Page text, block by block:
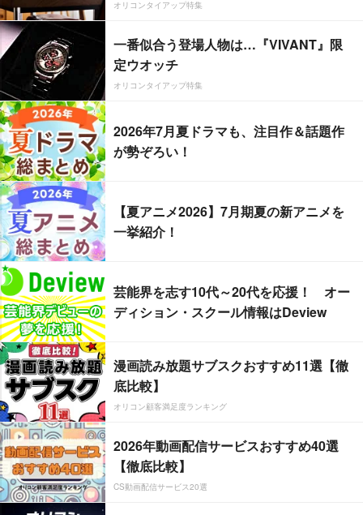
オリコンタイアップ特集
一番似合う登場人物は…『VIVANT』限
定ウオッチ
オリコンタイアップ特集
2026年7月夏ドラマも、注目作＆話題作
が勢ぞろい！
【夏アニメ2026】7月期夏の新アニメを
一挙紹介！
芸能界を志す10代～20代を応援！ オー
ディション・スクール情報はDeview
漫画読み放題サブスクおすすめ11選【徹
底比較】
オリコン顧客満足度ランキング
2026年動画配信サービスおすすめ40選
【徹底比較】
CS動画配信サービス20選